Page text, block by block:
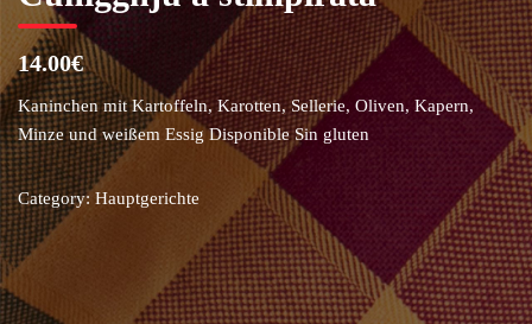
14.00€
Kaninchen mit Kartoffeln, Karotten, Sellerie, Oliven, Kapern,
Minze und weißem Essig Disponible Sin gluten
Category: Hauptgerichte